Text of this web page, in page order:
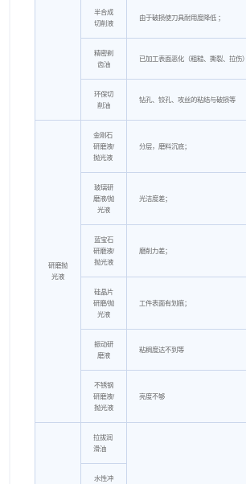
半合成
切削液
由于破损使刀具耐用度降低 ；
精密剃
齿油
已加工表面恶化（粗糙、撕裂、拉伤）
环保切
削油
钻孔、铰孔、攻丝的粘结与破损等
研磨抛
光液
金刚石
研磨液/
抛光液
分层，磨料沉底；
玻璃研
磨液/抛
光液
光洁度差；
蓝宝石
研磨液/
抛光液
磨削力差；
硅晶片
研磨/抛
光液
工件表面有划痕；
振动研
磨液
粘稠度达不到等
不锈钢
研磨液/
抛光液
亮度不够
拉拔润
滑油
水性冲